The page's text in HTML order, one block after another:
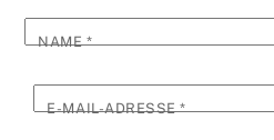
NAME*
E-MAIL-ADRESSE*